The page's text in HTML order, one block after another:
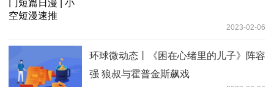
2023-02-06
环球微动态丨《困在心绪里的儿子》阵容
强 狼叔与霍普金斯飙戏